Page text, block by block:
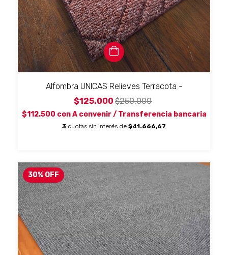
Alfombra UNICAS Relieves Terracota -
$125.000 $250.000
$112.500 con A convenir / Transferencia bancaria
3 cuotas sin interés de $41.666,67
30% OFF